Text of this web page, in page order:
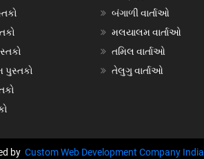
પુસ્તકો
બંગાળી વાર્તાઓ
મલયાલમ વાર્તાઓ
તમિલ વાર્તાઓ
તેલુગુ વાર્તાઓ
by Custom Web Development Company India